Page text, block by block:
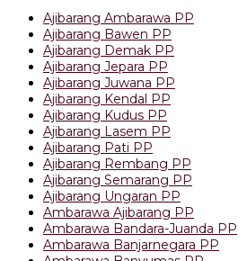
Ajibarang Ambarawa PP
Ajibarang Bawen PP
Ajibarang Demak PP
Ajibarang Jepara PP
Ajibarang Juwana PP
Ajibarang Kendal PP
Ajibarang Kudus PP
Ajibarang Lasem PP
Ajibarang Pati PP
Ajibarang Rembang PP
Ajibarang Semarang PP
Ajibarang Ungaran PP
Ambarawa Ajibarang PP
Ambarawa Bandara-Juanda PP
Ambarawa Banjarnegara PP